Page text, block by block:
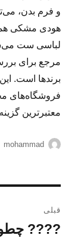
و فرم بدن،
هودی مشکی
لباسی ست
مرجع برای
برندها است.
فروشگاه‌های
معتبرترین
نویسنده
mohammad
نوشته
قبلی
نوشته
????